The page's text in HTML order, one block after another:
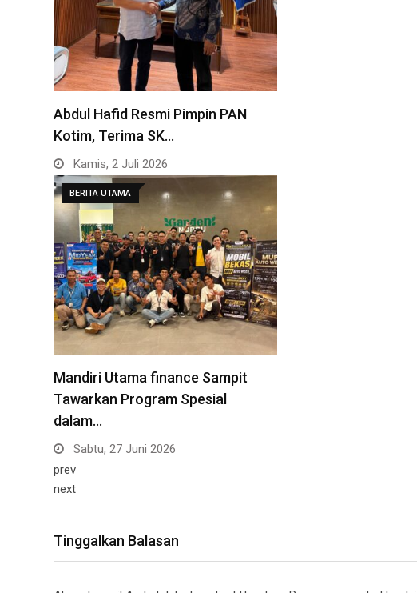
Abdul Hafid Resmi Pimpin PAN
Kotim, Terima SK…
Kamis, 2 Juli 2026
BERITA UTAMA
Mandiri Utama finance Sampit
Tawarkan Program Spesial
dalam…
Sabtu, 27 Juni 2026
prev
next
Tinggalkan Balasan